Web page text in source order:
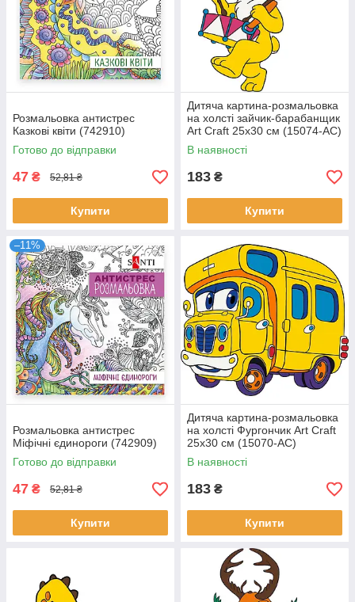
Розмальовка антистрес
Казкові квіти (742910)
Готово до відправки
47 ₴ 52,81 ₴
Купити
Дитяча картина-розмальовка
на холсті зайчик-барабанщик
Art Craft 25х30 см (15074-AC)
В наявності
183 ₴
Купити
–11%
Розмальовка антистрес
Міфічні єдинороги (742909)
Готово до відправки
47 ₴ 52,81 ₴
Купити
Дитяча картина-розмальовка
на холсті Фургончик Art Craft
25х30 см (15070-AC)
В наявності
183 ₴
Купити